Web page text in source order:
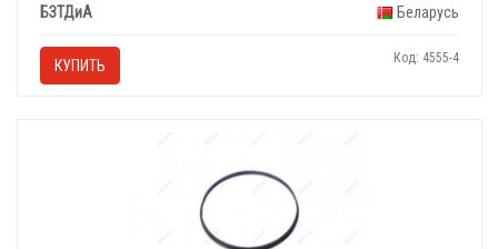
БЗТДиА
Беларусь
КУПИТЬ Код: 4555-4